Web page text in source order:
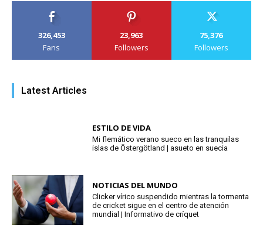
326,453
Fans
23,963
Followers
75,376
Followers
Latest Articles
ESTILO DE VIDA
Mi flemático verano sueco en las tranquilas
islas de Östergötland | asueto en suecia
NOTICIAS DEL MUNDO
Clicker vírico suspendido mientras la tormenta
de cricket sigue en el centro de atención
mundial | Informativo de críquet